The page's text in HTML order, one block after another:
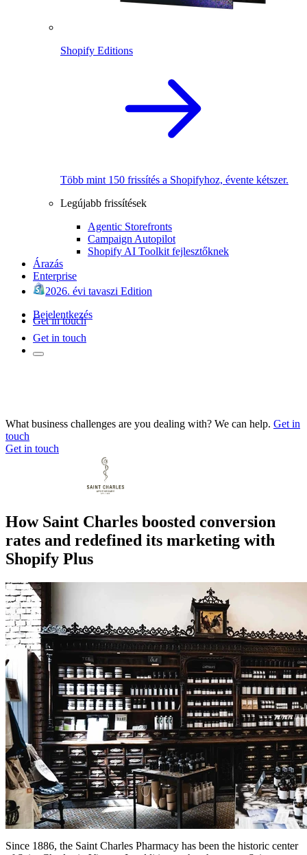
Shopify Editions
Több mint 150 frissítés a Shopifyhoz, évente kétszer.
Legújabb frissítések
Agentic Storefronts
Campaign Autopilot
Shopify AI Toolkit fejlesztőknek
Árazás
Enterprise
2026. évi tavaszi Edition
Bejelentkezés
Get in touch
Get in touch
What business challenges are you dealing with? We can help. Get in
touch
Get in touch
How Saint Charles boosted conversion
rates and redefined its marketing with
Shopify Plus
Since 1886, the Saint Charles Pharmacy has been the historic center